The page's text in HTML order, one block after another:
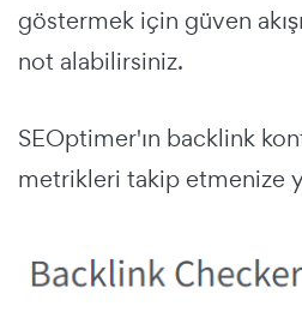
göstermek için güven
not alabilirsiniz.
SEOptimer'ın backlink
metrikleri takip etmenize